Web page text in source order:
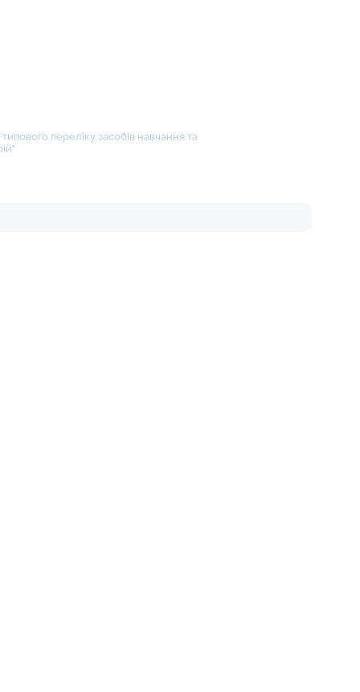
переліку засобів навчання та